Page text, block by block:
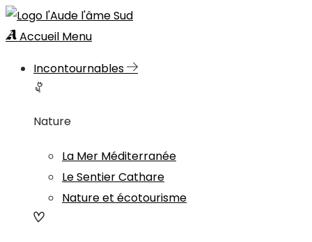
Accueil Menu
Incontournables
Nature
La Mer Méditerranée
Le Sentier Cathare
Nature et écotourisme